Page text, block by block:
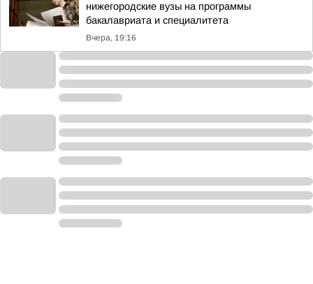
нижегородские вузы на программы
бакалавриата и специалитета
Вчера, 19:16